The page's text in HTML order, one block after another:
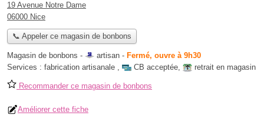
19 Avenue Notre Dame
06000 Nice
📞 Appeler ce magasin de bonbons
Magasin de bonbons - artisan - Fermé, ouvre à 9h30
Services : fabrication artisanale , CB acceptée, retrait en magasin
Recommander ce magasin de bonbons
Améliorer cette fiche